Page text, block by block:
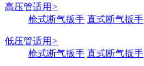
高压管适用 >
枪式断气扳手 直式断气扳手
低压管适用 >
枪式断气扳手 直式断气扳手